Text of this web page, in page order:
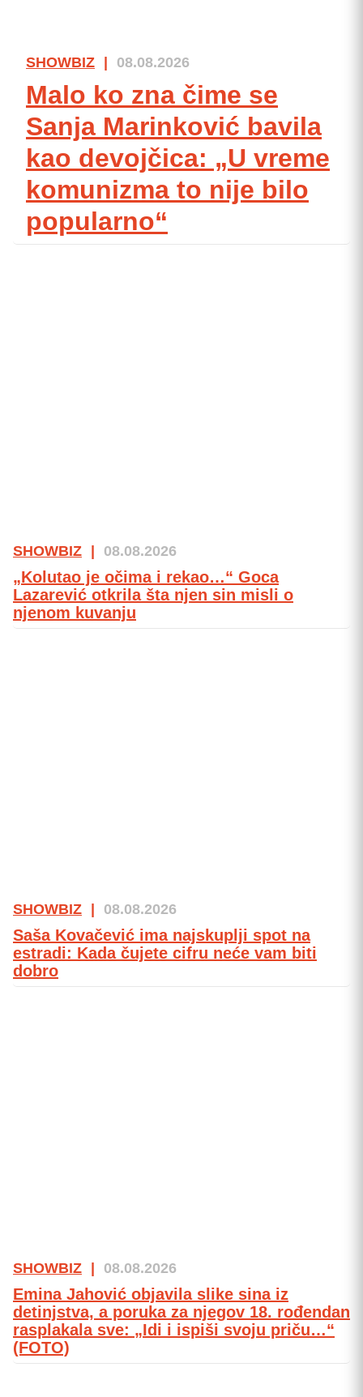
SHOWBIZ | 08.08.2026
Malo ko zna čime se
Sanja Marinković bavila
kao devojčica: „U vreme
komunizma to nije bilo
popularno“
SHOWBIZ 08.08.2026
„Kolutao je očima i rekao…“ Goca
Lazarević otkrila šta njen sin misli o
njenom kuvanju
SHOWBIZ 08.08.2026
Saša Kovačević ima najskuplji spot na
estradi: Kada čujete cifru neće vam biti
dobro
SHOWBIZ | 08.08.2026
Emina Jahović objavila slike sina iz
detinjstva, a poruka za njegov 18. rođendan
rasplakala sve: „Idi i ispiši svoju priču…“
(FOTO)